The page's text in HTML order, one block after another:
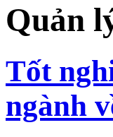
Quản
Tốt
ngành